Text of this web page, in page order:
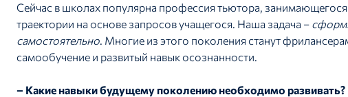
Сейчас в школах популярна профессия тьютора,
траектории на основе запросов учащегося. Наша задача –
самостоятельно. Многие из этого поколения станут
самообучение и развитый навык осознанности.
– Какие навыки будущему поколению необходимо развивать?